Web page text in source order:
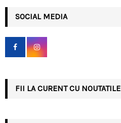
h
f
r
SOCIAL MEDIA
FII LA CURENT CU NOUTATILE